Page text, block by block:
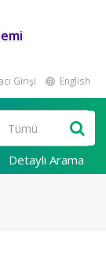
Girişi English
Detaylı Arama